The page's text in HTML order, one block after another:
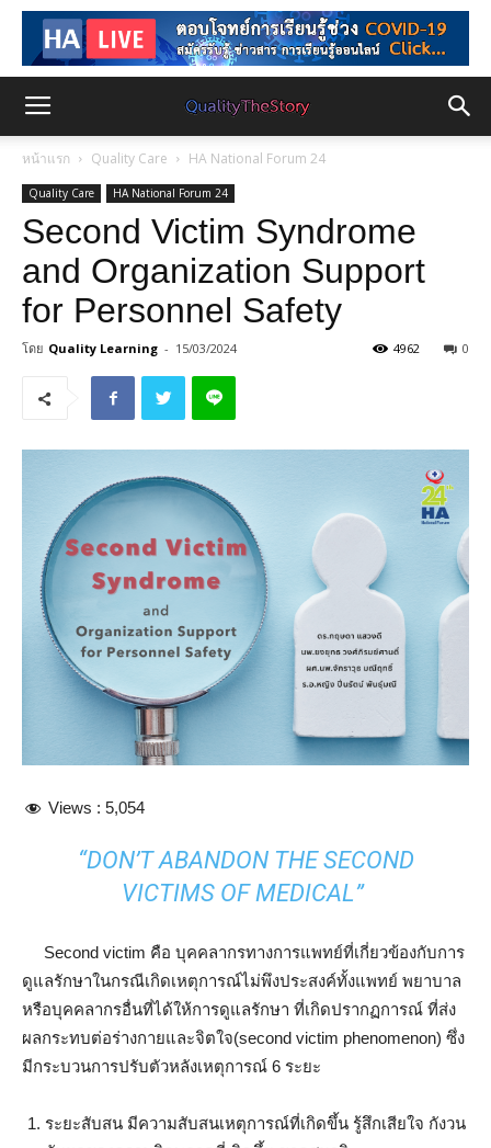
หน้าแรก Quality Care HA National Forum 24
Quality Care HA National Forum 24
Second Victim Syndrome
and Organization Support
for Personnel Safety
โดย Quality Learning - 15/03/2024 0
4962
Views : 5,054
“DON’T ABANDON THE SECOND
VICTIMS OF MEDICAL”
Second victim คือ บุคคลากรทางการแพทย์ที่เกี่ยวข้องกับการ
ดูแลรักษาในกรณีเกิดเหตุการณ์ไม่พึงประสงค์ทั้งแพทย์ พยาบาล
หรือบุคคลากรอื่นที่ได้ให้การดูแลรักษา ที่เกิดปรากฏการณ์ ที่ส่ง
ผลกระทบต่อร่างกายและจิตใจ(second victim phenomenon) ซึ่ง
มีกระบวนการปรับตัวหลังเหตุการณ์ 6 ระยะ
ระยะสับสน มีความสับสนเหตุการณ์ที่เกิดขึ้น รู้สึกเสียใจ กังวน